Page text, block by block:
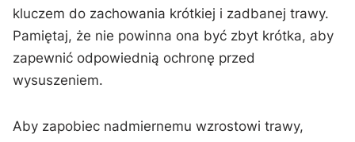
kluczem do zachowania krótkiej i zadbanej trawy.
Pamiętaj, że nie powinna ona być zbyt krótka, aby
zapewnić odpowiednią ochronę przed
wysuszeniem.
Aby zapobiec ‍nadmiernemu ‍wzrostowi ‍trawy,